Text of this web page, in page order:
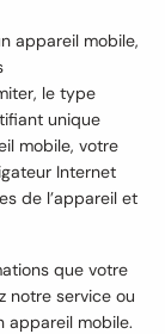
appareil mobile,
le type
unique
mobile, votre
Internet
de l’appareil et
que votre
notre service ou
appareil mobile.